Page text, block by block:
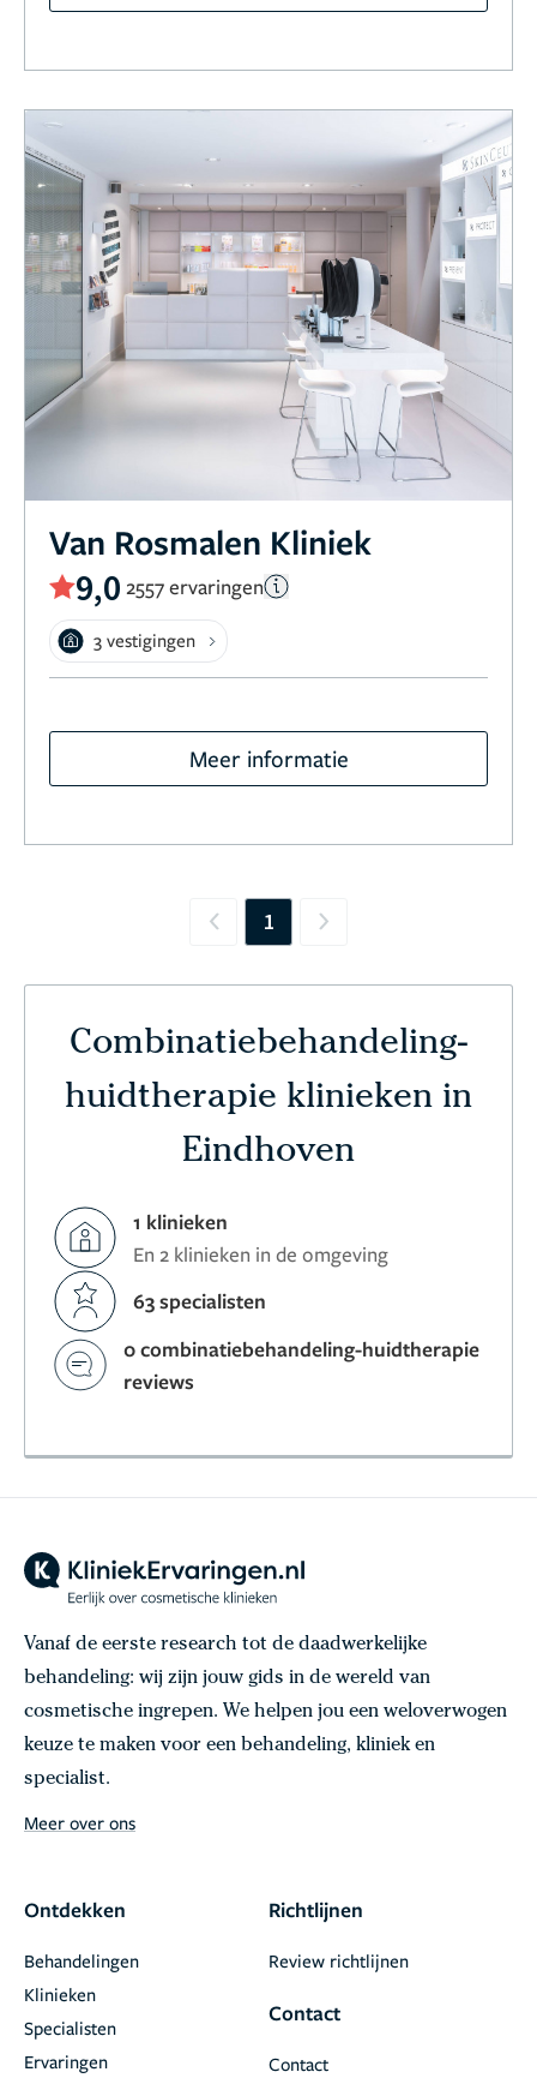
Van Rosmalen Kliniek
9,0 2557 ervaringen
3 vestigingen
Meer informatie
Previous
1 Next
Combinatiebehandeling-
huidtherapie klinieken in
Eindhoven
1 klinieken
En 2 klinieken in de omgeving
63 specialisten
0 combinatiebehandeling-huidtherapie
reviews
Vanaf de eerste research tot de daadwerkelijke
behandeling: wij zijn jouw gids in de wereld van
cosmetische ingrepen. We helpen jou een weloverwogen
keuze te maken voor een behandeling, kliniek en
specialist.
Meer over ons
Ontdekken
Behandelingen
Klinieken
Specialisten
Ervaringen
Richtlijnen
Review richtlijnen
Contact
Contact